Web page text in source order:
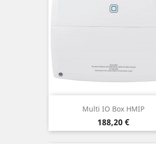
Multi IO Box HMIP
Precio
188,20 €